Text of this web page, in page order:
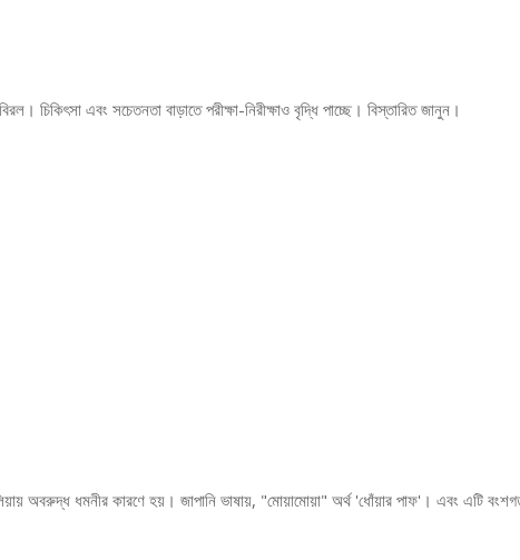
চিকিৎসা এবং সচেতনতা বাড়াতে পরীক্ষা-নিরীক্ষাও বৃদ্ধি পাচ্ছে। বিস্তারিত জানুন।
অবরুদ্ধ ধমনীর কারণে হয়। জাপানি ভাষায়, "মোয়ামোয়া" অর্থ 'ধোঁয়ার পাফ'। এবং এটি